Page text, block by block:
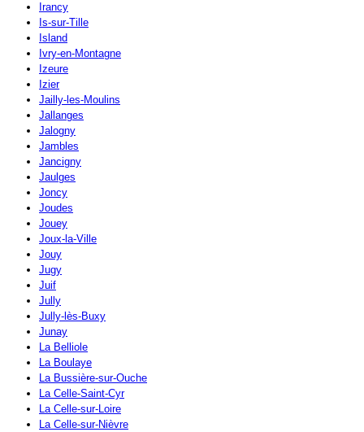
Irancy
Is-sur-Tille
Island
Ivry-en-Montagne
Izeure
Izier
Jailly-les-Moulins
Jallanges
Jalogny
Jambles
Jancigny
Jaulges
Joncy
Joudes
Jouey
Joux-la-Ville
Jouy
Jugy
Juif
Jully
Jully-lès-Buxy
Junay
La Belliole
La Boulaye
La Bussière-sur-Ouche
La Celle-Saint-Cyr
La Celle-sur-Loire
La Celle-sur-Nièvre